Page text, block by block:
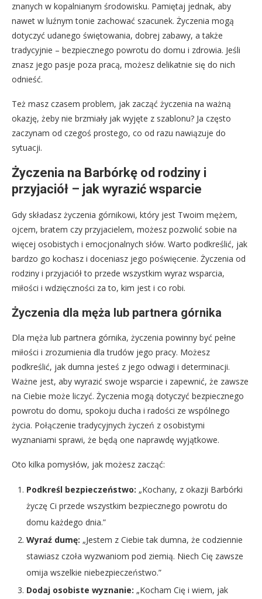
znanych w kopalnianym środowisku. Pamiętaj jednak, aby
nawet w luźnym tonie zachować szacunek. Życzenia mogą
dotyczyć udanego świętowania, dobrej zabawy, a także
tradycyjnie – bezpiecznego powrotu do domu i zdrowia. Jeśli
znasz jego pasje poza pracą, możesz delikatnie się do nich
odnieść.
Też masz czasem problem, jak zacząć życzenia na ważną
okazję, żeby nie brzmiały jak wyjęte z szablonu? Ja często
zaczynam od czegoś prostego, co od razu nawiązuje do
sytuacji.
Życzenia na Barbórkę od rodziny i
przyjaciół – jak wyrazić wsparcie
Gdy składasz życzenia górnikowi, który jest Twoim mężem,
ojcem, bratem czy przyjacielem, możesz pozwolić sobie na
więcej osobistych i emocjonalnych słów. Warto podkreślić, jak
bardzo go kochasz i doceniasz jego poświęcenie. Życzenia od
rodziny i przyjaciół to przede wszystkim wyraz wsparcia,
miłości i wdzięczności za to, kim jest i co robi.
Życzenia dla męża lub partnera górnika
Dla męża lub partnera górnika, życzenia powinny być pełne
miłości i zrozumienia dla trudów jego pracy. Możesz
podkreślić, jak dumna jesteś z jego odwagi i determinacji.
Ważne jest, aby wyrazić swoje wsparcie i zapewnić, że zawsze
na Ciebie może liczyć. Życzenia mogą dotyczyć bezpiecznego
powrotu do domu, spokoju ducha i radości ze wspólnego
życia. Połączenie tradycyjnych życzeń z osobistymi
wyznaniami sprawi, że będą one naprawdę wyjątkowe.
Oto kilka pomysłów, jak możesz zacząć:
Podkreśl bezpieczeństwo: „Kochany, z okazji Barbórki
życzę Ci przede wszystkim bezpiecznego powrotu do
domu każdego dnia.”
Wyraź dumę: „Jestem z Ciebie tak dumna, że codziennie
stawiasz czoła wyzwaniom pod ziemią. Niech Cię zawsze
omija wszelkie niebezpieczeństwo.”
Dodaj osobiste wyznanie: „Kocham Cię i wiem, jak